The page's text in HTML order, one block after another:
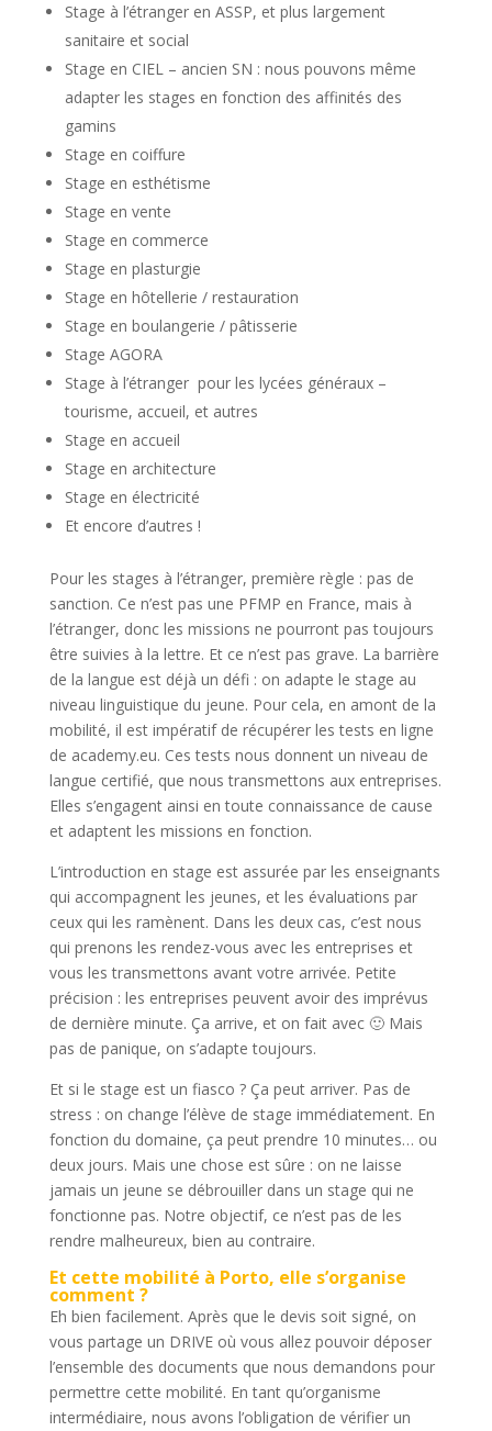
Stage à l’étranger en ASSP, et plus largement
sanitaire et social
Stage en CIEL – ancien SN : nous pouvons même
adapter les stages en fonction des affinités des
gamins
Stage en coiffure
Stage en esthétisme
Stage en vente
Stage en commerce
Stage en plasturgie
Stage en hôtellerie / restauration
Stage en boulangerie / pâtisserie
Stage AGORA
Stage à l’étranger pour les lycées généraux –
tourisme, accueil, et autres
Stage en accueil
Stage en architecture
Stage en électricité
Et encore d’autres !
Pour les stages à l’étranger, première règle : pas de
sanction. Ce n’est pas une PFMP en France, mais à
l’étranger, donc les missions ne pourront pas toujours
être suivies à la lettre. Et ce n’est pas grave. La barrière
de la langue est déjà un défi : on adapte le stage au
niveau linguistique du jeune. Pour cela, en amont de la
mobilité, il est impératif de récupérer les tests en ligne
de academy.eu. Ces tests nous donnent un niveau de
langue certifié, que nous transmettons aux entreprises.
Elles s’engagent ainsi en toute connaissance de cause
et adaptent les missions en fonction.
L’introduction en stage est assurée par les enseignants
qui accompagnent les jeunes, et les évaluations par
ceux qui les ramènent. Dans les deux cas, c’est nous
qui prenons les rendez-vous avec les entreprises et
vous les transmettons avant votre arrivée. Petite
précision : les entreprises peuvent avoir des imprévus
de dernière minute. Ça arrive, et on fait avec 🙂 Mais
pas de panique, on s’adapte toujours.
Et si le stage est un fiasco ? Ça peut arriver. Pas de
stress : on change l’élève de stage immédiatement. En
fonction du domaine, ça peut prendre 10 minutes… ou
deux jours. Mais une chose est sûre : on ne laisse
jamais un jeune se débrouiller dans un stage qui ne
fonctionne pas. Notre objectif, ce n’est pas de les
rendre malheureux, bien au contraire.
Et cette mobilité à Porto, elle s’organise
comment ?
Eh bien facilement. Après que le devis soit signé, on
vous partage un DRIVE où vous allez pouvoir déposer
l’ensemble des documents que nous demandons pour
permettre cette mobilité. En tant qu’organisme
intermédiaire, nous avons l’obligation de vérifier un